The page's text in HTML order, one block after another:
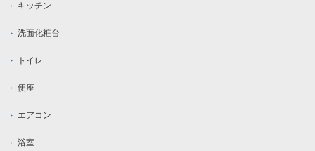
キッチン
洗面化粧台
トイレ
便座
エアコン
浴室